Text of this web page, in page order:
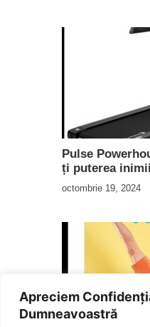
Apreciem
Dumneavoastră
Pulse
ți puterea
octombrie 19, 2024